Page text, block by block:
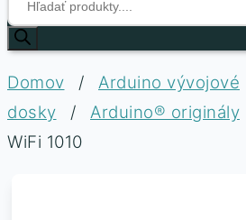
Domov /
Arduino vývojové
dosky
/ Arduino® originály
WiFi 1010